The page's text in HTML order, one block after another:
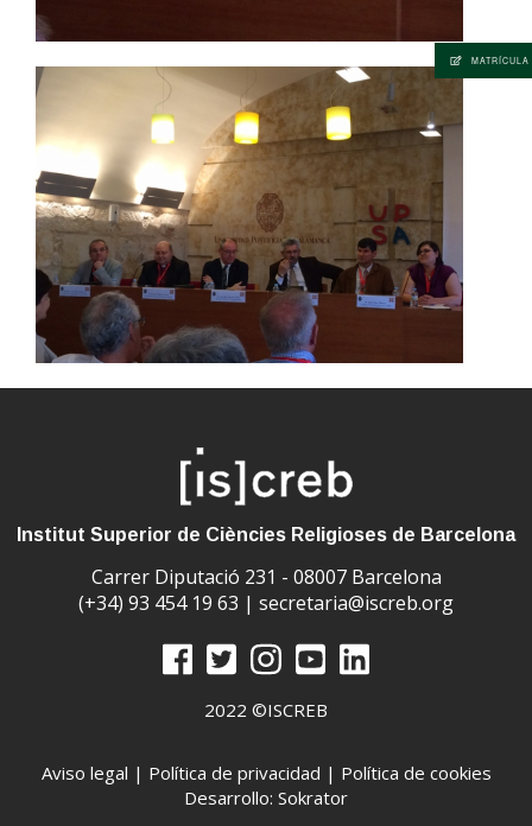
MATRÍCULA
Institut Superior de Ciències Religioses de Barcelona
Carrer Diputació 231 - 08007 Barcelona
(+34) 93 454 19 63 | secretaria@iscreb.org
2022 ©ISCREB
Aviso legal | Política de privacidad | Política de cookies
Desarrollo: Sokrator